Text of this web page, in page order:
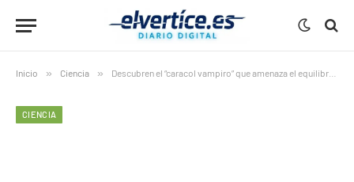
Inicio » Ciencia » Descubren el “caracol vampiro” que amenaza el equilibrio marino
CIENCIA